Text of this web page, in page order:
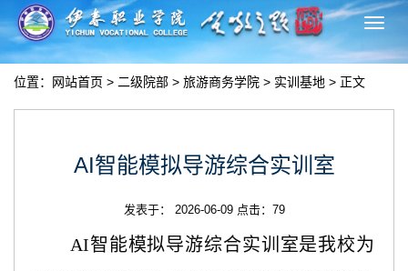
切
换
位置： 网站首页 > 二级院部 > 旅游商务学院 > 实训基地 > 正文
AI智能模拟导游综合实训室
发表于： 2026-06-09 点击： 79
AI智能模拟导游综合实训室是我校为